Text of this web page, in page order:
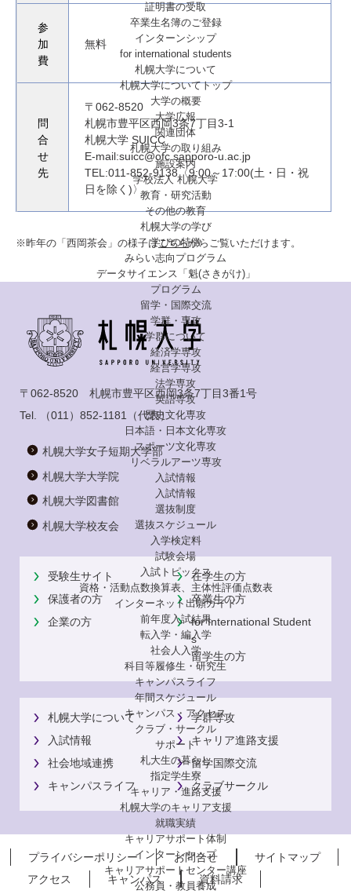
証明書の受取
卒業生名簿のご登録
インターンシップ
for international students
札幌大学について
札幌大学についてトップ
大学の概要
大学広報
関連団体
札幌大学の取り組み
施設案内
学校法人 札幌大学
教育・研究活動
その他の教育
札幌大学の学び
学びの特徴
みらい志向プログラム
データサイエンス「魁(さきがけ)」
プログラム
留学・国際交流
学群・専攻
学群について
経済学専攻
経営学専攻
法学専攻
英語専攻
歴史文化専攻
日本語・日本文化専攻
スポーツ文化専攻
リベラルアーツ専攻
入試情報
入試情報
選抜制度
選抜スケジュール
入学検定料
試験会場
入試トピックス
資格・活動点数換算表、主体性評価点数表
インターネット出願ガイド
前年度入試結果
転入学・編入学
社会人入学
科目等履修生・研究生
キャンパスライフ
年間スケジュール
キャンパス・アクセス
クラブ・サークル
サポート
札大生の暮らし
指定学生寮
キャリア・進路支援
札幌大学のキャリア支援
就職実績
キャリアサポート体制
インターンシップ
キャリアサポートセンター講座
公務員・教員養成
参
加
費
無料
問
合
せ
先
〒062-8520
札幌市豊平区西岡3条7丁目3-1
札幌大学 SUICC
E-mail:suicc@ofc.sapporo-u.ac.jp
TEL:011-852-9138〈9:00～17:00(土・日・祝
日を除く)〉
※昨年の「西岡茶会」の様子はこちらからご覧いただけます。
〒062-8520 札幌市豊平区西岡3条7丁目3番1号
Tel.
（011）852-1181 （代表）
札幌大学女子短期大学部
札幌大学大学院
札幌大学図書館
札幌大学校友会
受験生サイト
在学生の方
保護者の方
卒業生の方
企業の方
for International Student
s
留学生の方
札幌大学について
学群専攻
入試情報
キャリア進路支援
社会地域連携
留学国際交流
キャンパスライフ
クラブサークル
プライバシーポリシー お問合せ
サイトマップ
アクセス
キャンパス 資料請求